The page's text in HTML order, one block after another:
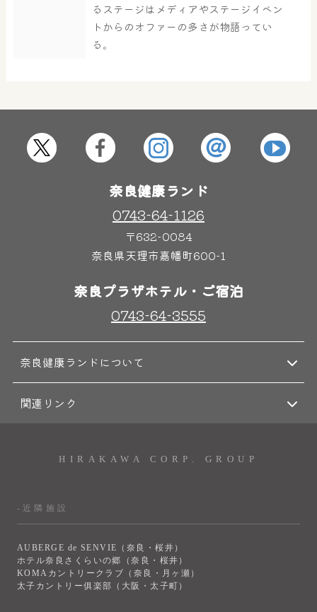
屋内レジャープール
奈良わんぱくランド
ボディケア
るステージはメディアやステージイベン
トからのオファーの多さが物語ってい
る。
奈良健康ランド
0743-64-1126
〒632-0084
奈良県天理市嘉幡町600-1
奈良プラザホテル・ご宿泊
0743-64-3555
奈良健康ランドについて
関連リンク
HIRAKAWA CORP. GROUP
-近隣施設
AUBERGE de SENVIE（奈良・桜井）
ホテル奈良さくらいの郷（奈良・桜井）
KOMAカントリークラブ（奈良・月ヶ瀬）
太子カントリー俱楽部（大阪・太子町）